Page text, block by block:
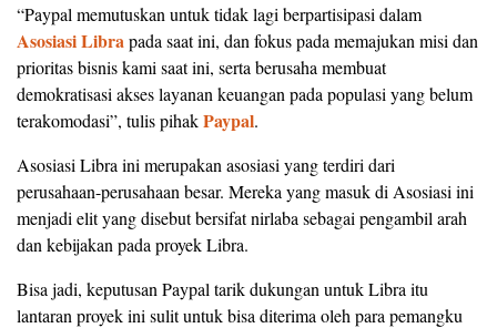
“Paypal memutuskan untuk tidak lagi berpartisipasi dalam
Asosiasi Libra pada saat ini, dan fokus pada memajukan misi dan
prioritas bisnis kami saat ini, serta berusaha membuat
demokratisasi akses layanan keuangan pada populasi yang belum
terakomodasi”, tulis pihakPaypal.
Asosiasi Libra ini merupakan asosiasi yang terdiri dari
perusahaan-perusahaan besar. Mereka yang masuk di Asosiasi ini
menjadi elit yang disebut bersifat nirlaba sebagai pengambil arah
dan kebijakan pada proyek Libra.
Bisa jadi, keputusan Paypal tarik dukungan untuk Libra itu
lantaran proyek ini sulit untuk bisa diterima oleh para pemangku